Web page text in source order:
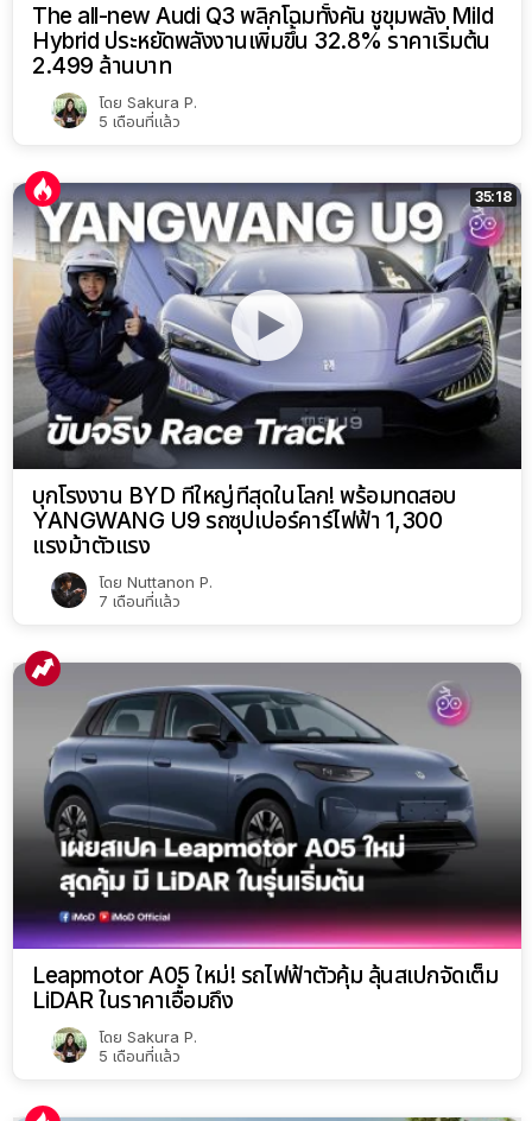
The all-new Audi Q3 พลิกโฉมทั้งคัน ชูขุมพลัง Mild
Hybrid ประหยัดพลังงานเพิ่มขึ้น 32.8% ราคาเริ่มต้น
2.499 ล้านบาท
โดย Sakura P.
5 เดือนที่แล้ว
35:18
บุกโรงงาน BYD ที่ใหญ่ที่สุดในโลก! พร้อมทดสอบ
YANGWANG U9 รถซุปเปอร์คาร์ไฟฟ้า 1,300
แรงม้าตัวแรง
โดย Nuttanon P.
7 เดือนที่แล้ว
Leapmotor A05 ใหม่! รถไฟฟ้าตัวคุ้ม ลุ้นสเปกจัดเต็ม
LiDAR ในราคาเอื้อมถึง
โดย Sakura P.
5 เดือนที่แล้ว